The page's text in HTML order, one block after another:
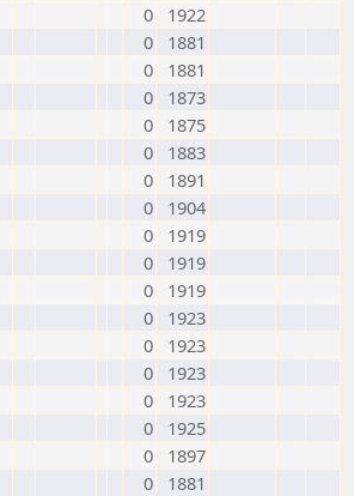
0
1922
0
1881
0
1881
0
1873
0
1875
0
1883
0
1891
0
1904
0
1919
0
1919
0
1919
0
1923
0
1923
0
1923
0
1923
0
1925
0
1897
0
1881